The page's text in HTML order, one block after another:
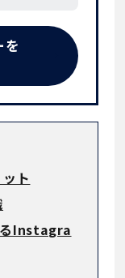
を
ト
るInstagra